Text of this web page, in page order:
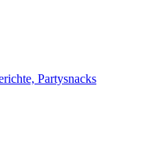
Partysnacks